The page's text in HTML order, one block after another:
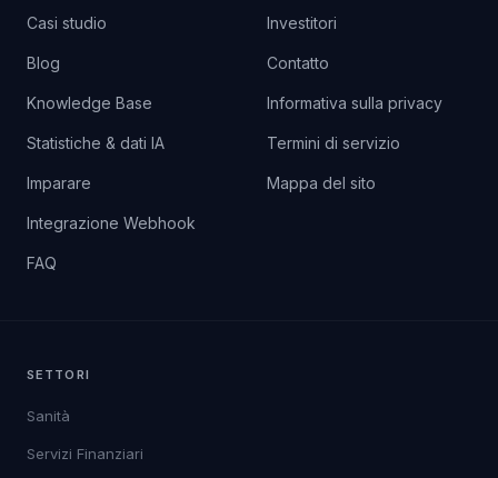
Casi studio
Blog
Knowledge Base
Statistiche & dati IA
Imparare
Integrazione Webhook
FAQ
Investitori
Contatto
Informativa sulla privacy
Termini di servizio
Mappa del sito
SETTORI
Sanità
Servizi Finanziari